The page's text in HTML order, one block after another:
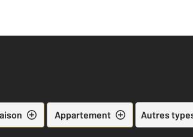
Appartement Autres